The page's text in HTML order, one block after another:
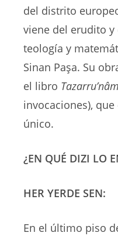
del distrito
viene del erudito
teología y
Sinan Paşa. Su
el libro
invocaciones),
único.
¿EN QUÉ DIZI LO
HER YERDE SEN:
En el último piso